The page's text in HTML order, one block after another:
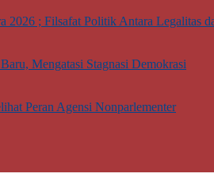
2026 ; Filsafat Politik Antara Legalitas
Mengatasi Stagnasi Demokrasi
Peran Agensi Nonparlementer